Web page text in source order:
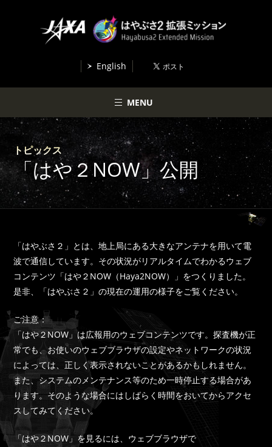
English
MENU
トピックス
「はや２NOW」公開
「はやぶさ２」とは、地上局にある大きなアンテナを用いて電
波で通信しています。その状況がリアルタイムでわかるウェブ
コンテンツ「はや２NOW（Haya2NOW）」をつくりました。
是非、「はやぶさ２」の現在の運用の様子をご覧ください。
ご注意：
「はや２NOW」は広報用のウェブコンテンツです。探査機が正
常でも、お使いのウェブブラウザの設定やネットワークの状況
によっては、正しく表示されないことがあるかもしれません。
また、システムのメンテナンス等のため一時停止する場合があ
ります。そのような場合にはしばらく時間をおいてからアクセ
スしてみてください。
「はや２NOW」を見るには、ウェブブラウザで